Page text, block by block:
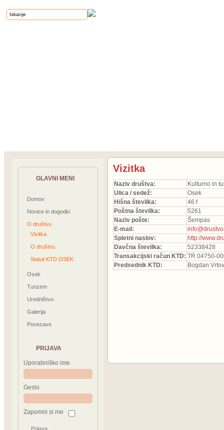
GLAVNI MENI
Domov
Novice in dogodki
O društvu
Vizitka
O društvu
Statut KTD OSEK
Osek
Turizem
Uredništvo
Galerija
Povezave
PRIJAVA
Uporabniško ime
Geslo
Zapomni si me
Vizitka
Naziv društva:
Kulturno in
Ulica / sedež:
Osek
Hišna številka:
46 f
Poštna številka:
5261
Naziv pošte:
Šempas
E-mail:
Spletni naslov:
http://
Davčna številka:
52338428
Transakcijski račun KTD: TR 04750-
Predsednik KTD:
Bogdan